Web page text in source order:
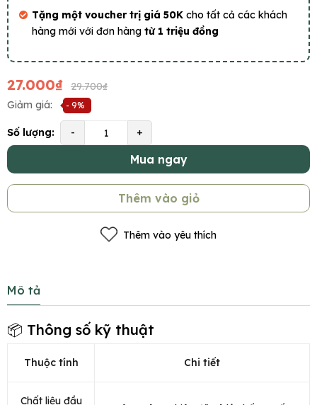
Tặng một voucher trị giá 50K cho tất cả các khách
hàng mới với đơn hàng từ 1 triệu đồng
27.000₫
29.700₫
Giảm giá:
- 9%
Số lượng: - +
Mua ngay
Thêm vào giỏ
Thêm vào yêu thích
Mô tả
📦 Thông số kỹ thuật
Thuộc tính Chi tiết
Chất liệu đầu